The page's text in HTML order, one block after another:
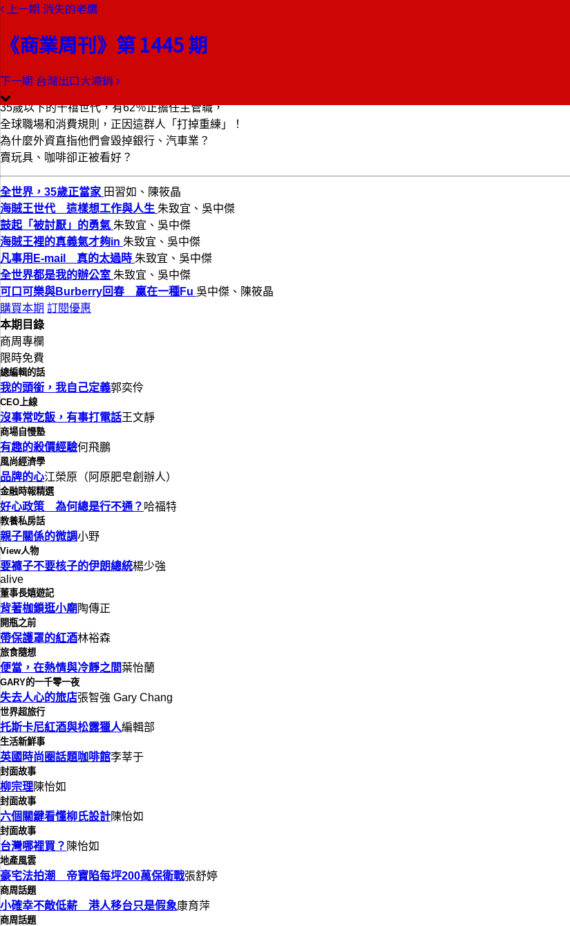
上一期 消失的老鷹
《商業周刊》第 1445 期
下一期 台灣出口大滯銷
本期目錄
全世界35歲正當家
35歲以下的千禧世代，有62％正擔任主管職，
全球職場和消費規則，正因這群人「打掉重練」！
為什麼外資直指他們會毀掉銀行、汽車業？
賣玩具、咖啡卻正被看好？
全世界，35歲正當家 田習如、陳筱晶
海賊王世代 這樣想工作與人生 朱致宜、吳中傑
鼓起「被討厭」的勇氣 朱致宜、吳中傑
海賊王裡的真義氣才夠in 朱致宜、吳中傑
凡事用E-mail 真的太過時 朱致宜、吳中傑
全世界都是我的辦公室 朱致宜、吳中傑
可口可樂與Burberry回春 贏在一種Fu 吳中傑、陳筱晶
購買本期 訂閱優惠
本期目錄
商周專欄
限時免費
總編輯的話
我的頭銜，我自己定義郭奕伶
CEO上線
沒事常吃飯，有事打電話王文靜
商場自慢塾
有趣的殺價經驗何飛鵬
風尚經濟學
品牌的心江榮原（阿原肥皂創辦人）
金融時報精選
好心政策 為何總是行不通？ 哈福特
教養私房話
親子關係的微調小野
View人物
要褲子不要核子的伊朗總統楊少強
alive
董事長嬉遊記
背著枷鎖逛小廟陶傳正
開瓶之前
帶保護罩的紅酒林裕森
旅食隨想
便當，在熱情與冷靜之間葉怡蘭
GARY的一千零一夜
失去人心的旅店張智強 Gary Chang
世界超旅行
托斯卡尼紅酒與松露獵人編輯部
生活新鮮事
英國時尚圈話題咖啡館李莘于
封面故事
柳宗理陳怡如
封面故事
六個關鍵看懂柳氏設計陳怡如
封面故事
台灣哪裡買？ 陳怡如
地產風雲
豪宅法拍潮 帝寶陷每坪200萬保衛戰張舒婷
商周話題
小確幸不敵低薪 港人移台只是假象康育萍
商周話題